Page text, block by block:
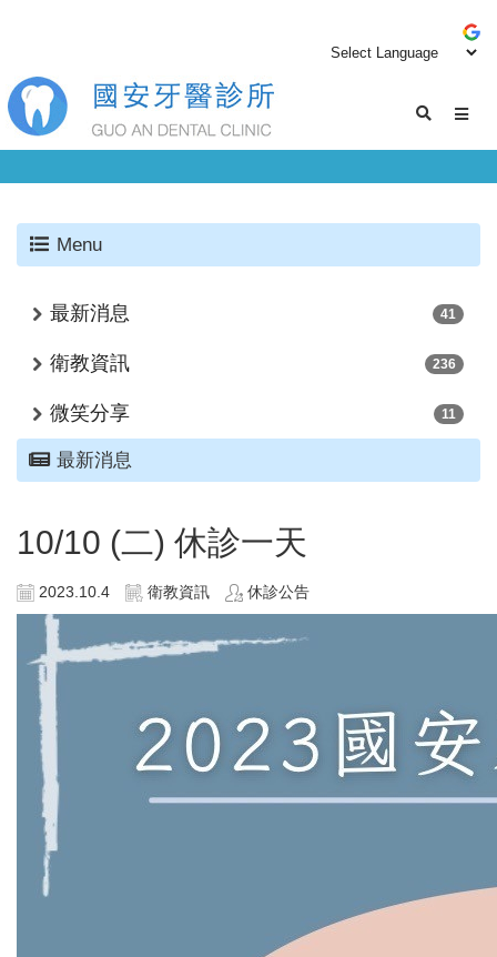
Menu
最新消息 41
衛教資訊 236
微笑分享 11
最新消息
10/10 (二) 休診一天
2023.10.4 衛教資訊 休診公告